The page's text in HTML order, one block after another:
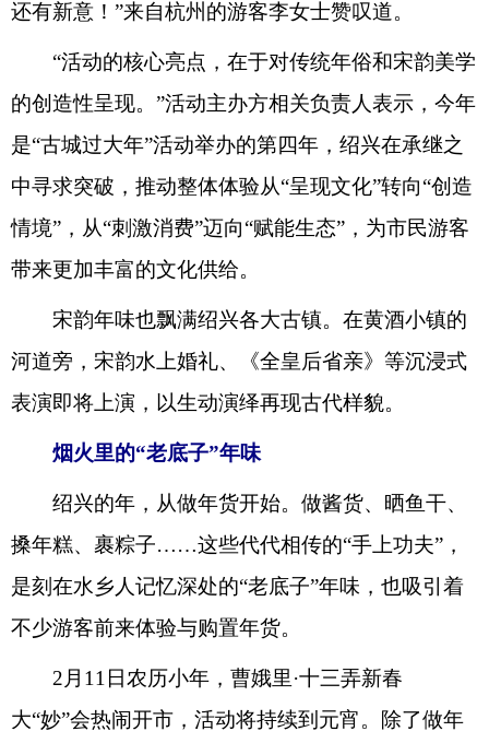
还有新意！”来自杭州的游客李女士赞叹道。
“活动的核心亮点，在于对传统年俗和宋韵美学
的创造性呈现。”活动主办方相关负责人表示，今年
是“古城过大年”活动举办的第四年，绍兴在承继之
中寻求突破，推动整体体验从“呈现文化”转向“创造
情境”，从“刺激消费”迈向“赋能生态”，为市民游客
带来更加丰富的文化供给。
宋韵年味也飘满绍兴各大古镇。在黄酒小镇的
河道旁，宋韵水上婚礼、《全皇后省亲》等沉浸式
表演即将上演，以生动演绎再现古代样貌。
烟火里的“老底子”年味
绍兴的年，从做年货开始。做酱货、晒鱼干、
搡年糕、裹粽子……这些代代相传的“手上功夫”，
是刻在水乡人记忆深处的“老底子”年味，也吸引着
不少游客前来体验与购置年货。
2月11日农历小年，曹娥里·十三弄新春
大“妙”会热闹开市，活动将持续到元宵。除了做年